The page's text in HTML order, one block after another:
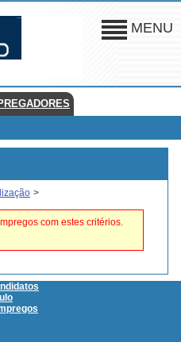
MENU
>
com estes critérios.